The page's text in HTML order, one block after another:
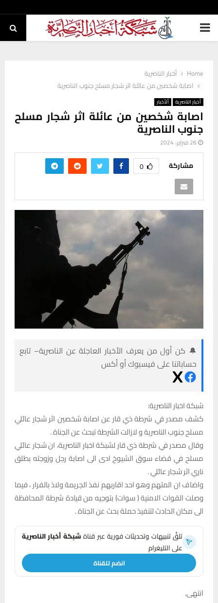
PRIMARY
Home
أخبار الناصرية
اصابة شخصين من عائلة اثر شجار مسلح جنوب الناصرية
أخبار الناصرية ألأخبار
اصابة شخصين من عائلة اثر شجار مسلح
جنوب الناصرية
26 فبراير، 2024
مشاركة 0
🔔 كن أول من يعرف الأخبار العاجلة عن الناصرية– تابع
حساباتنا على فيسبوك أو أكس
شبكة اخبار الناصرية:
كشف مصدر في شرطة ذي قار عن اصابة شخصين اثر شجار عائلي
مسلح جنوب الناصرية و لازالت الشرطة تبحث عن الجناة .
وقال مصدر في شرطة ذي قار لشبكة اخبار الناصرية، ان شجار عائلي
مسلح في قضاء سوق الشيوخ ادى الى اصابة رجل وزوجته بطلق
ناري اثر شجار عائلي .
واضاف ان المتهم وهو احد اقاربهم نفذ الجريمة ولاذ بالفرار ، فيما
وصلت القوات الامنية ( سوات) بتوجيه من قيادة شرطة المحافظة
الى مكان الحادث لتنفيذ حملة بحث عن الجناة .
تلقَّ تنبيهات وتحديثات فورية عبر قناةشبكة أخبار الناصرية
على التليغرام
انضم للقناة
انتهى.